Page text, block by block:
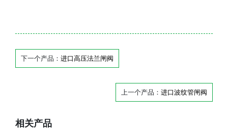
下一个产品： 进口高压法兰闸阀
上一个产品： 进口波纹管闸阀
相关产品